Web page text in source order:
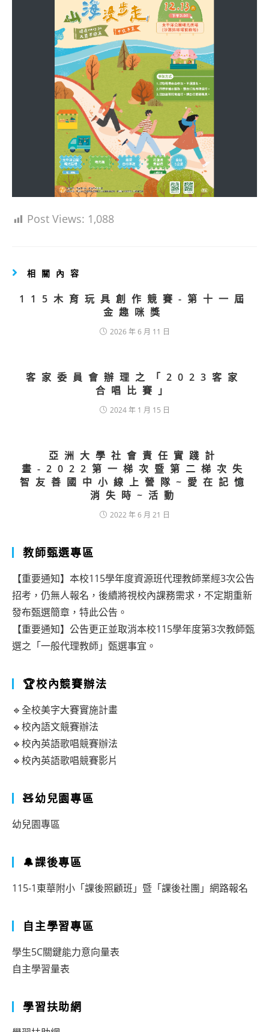
Post Views: 1,088
相關內容
115木育玩具創作競賽-第十一屆
金趣咪獎
2026 年 6 月 11 日
客家委員會辦理之「2023客家
合唱比賽」
2024 年 1 月 15 日
亞洲大學社會責任實踐計
畫-2022第一梯次暨第二梯次失
智友善國中小線上營隊~愛在記憶
消失時~活動
2022 年 6 月 21 日
教師甄選專區
【重要通知】本校115學年度資源班代理教師業經3次公告
招考，仍無人報名，後續將視校內課務需求，不定期重新
發布甄選簡章，特此公告。
【重要通知】公告更正並取消本校115學年度第3次教師甄
選之「一般代理教師」甄選事宜。
🏆校內競賽辦法
🔹全校美字大賽實施計畫
🔹校內語文競賽辦法
🔹校內英語歌唱競賽辦法
🔹校內英語歌唱競賽影片
🧸幼兒園專區
幼兒園專區
🔔課後專區
115-1東華附小「課後照顧班」暨「課後社團」網路報名
自主學習專區
學生5C關鍵能力意向量表
自主學習量表
學習扶助網